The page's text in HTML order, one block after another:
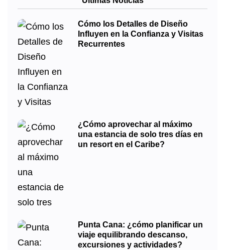
Cómo los Detalles de Diseño
Influyen en la Confianza y Visitas
Recurrentes
¿Cómo aprovechar al máximo
una estancia de solo tres días en
un resort en el Caribe?
Punta Cana: ¿cómo planificar un
viaje equilibrando descanso,
excursiones y actividades?